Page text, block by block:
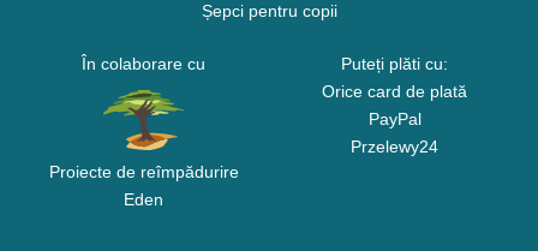
Șepci pentru copii
În colaborare cu
Proiecte de reîmpădurire
Eden
Puteți plăti cu:
Orice card de plată
PayPal
Przelewy24